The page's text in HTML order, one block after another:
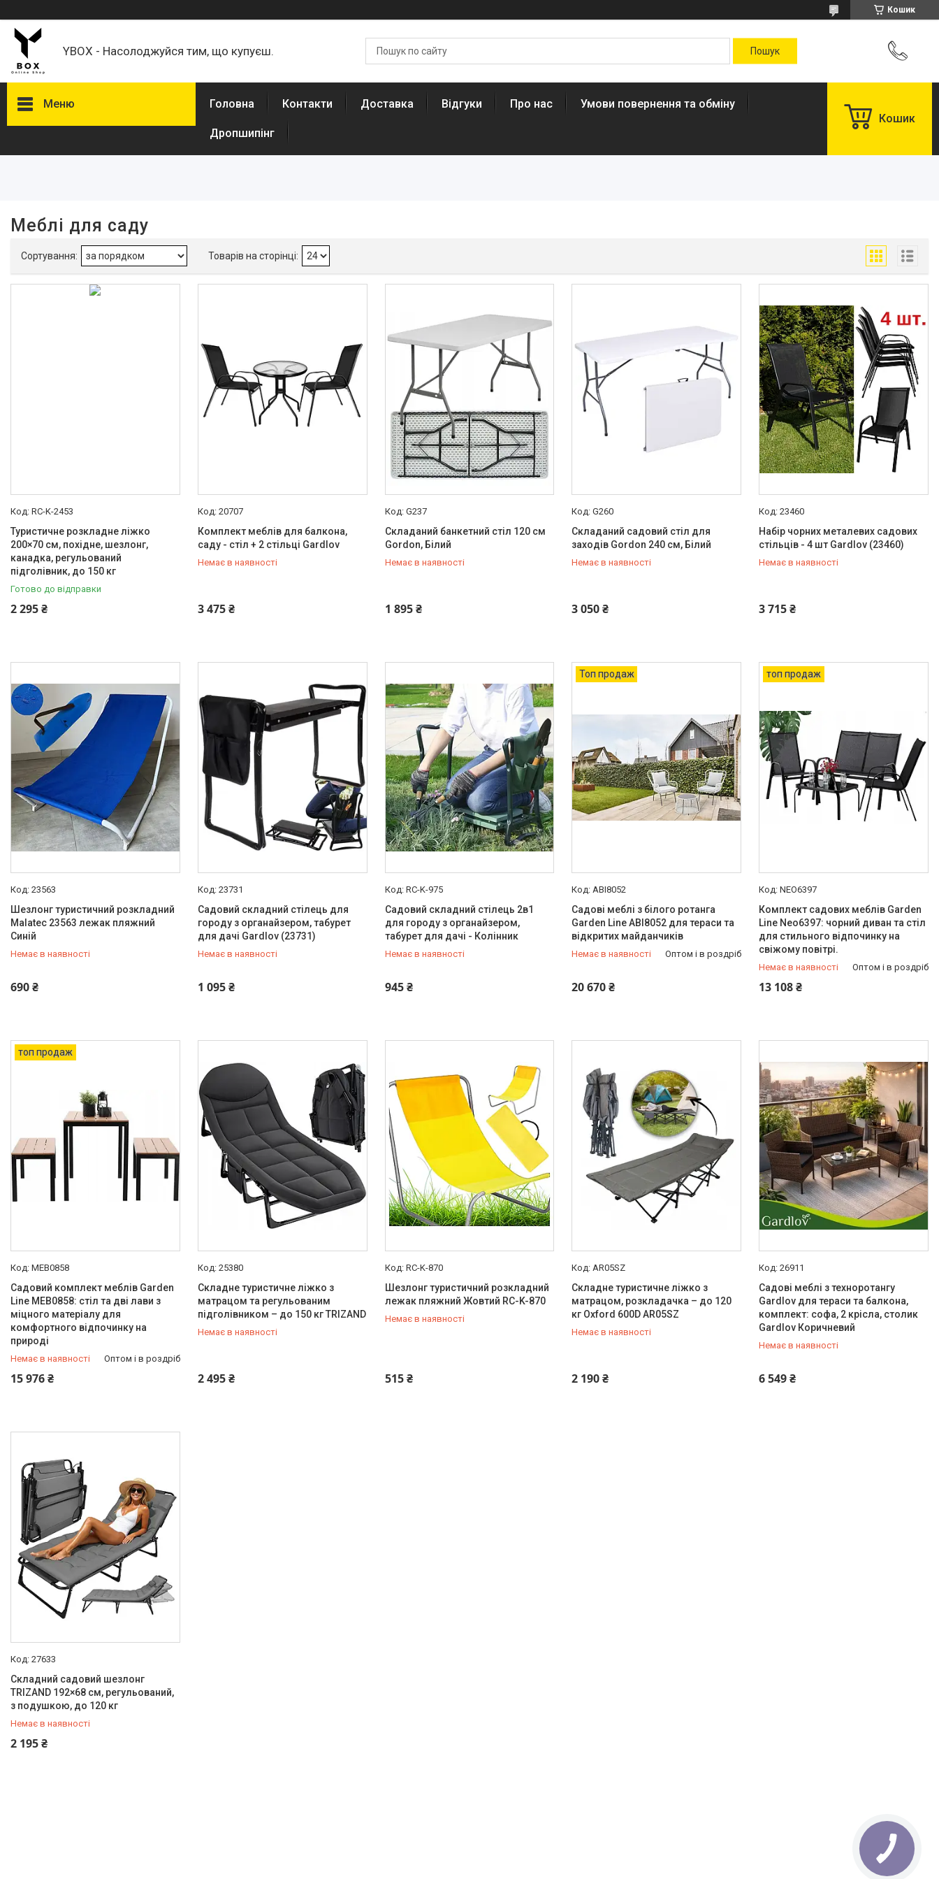
Кошик
YBOX - Насолоджуйся тим, що купуєш.
Меню
Так 1
Техніка для дому
Інструменти і обладнання
Все для краси та здоров'я
Все для саду
Газонокосарки
Садові електроінструменти
Мангали, грилі та барбекю
Аератори
Садові та пляжні парасольки
Басейни
Садові павільйони
Захист від москітів і комах
Подрібнювачі гілок
Меблі для саду
Обприскувачі
Декоративні сітки
Ручний інструмент для саду
Шланги
Садові світильники
Мішки-плантатори
Бочки для збору дощової води
Електроніка
Головна Контакти Доставка Відгуки Про нас Умови повернення та обміну
Дропшипінг
Кошик
Меблі для саду
RC-K-2453
Туристичне розкладне ліжко
200×70 см, похідне, шезлонг,
канадка, регульований
підголівник, до 150 кг
Готово до відправки
2 295 ₴
20707
Комплект меблів для балкона,
саду - стіл + 2 стільці Gardlov
Немає в наявності
3 475 ₴
+380 (50) 211-00-72
G237
Складаний банкетний стіл 120 см
Gordon, Білий
Немає в наявності
1 895 ₴
+380 (50) 211-00-72
G260
Складаний садовий стіл для
заходів Gordon 240 см, Білий
Немає в наявності
3 050 ₴
+380 (50) 211-00-72
23460
Набір чорних металевих садових
стільців - 4 шт Gardlov (23460)
Немає в наявності
3 715 ₴
+380 (50) 211-00-72
23563
Шезлонг туристичний розкладний
Malatec 23563 лежак пляжний
Синій
Немає в наявності
690 ₴
+380 (50) 211-00-72
23731
Садовий складний стілець для
городу з органайзером, табурет
для дачі Gardlov (23731)
Немає в наявності
1 095 ₴
+380 (50) 211-00-72
RC-K-975
Садовий складний стілець 2в1
для городу з органайзером,
табурет для дачі - Колінник
Немає в наявності
945 ₴
+380 (50) 211-00-72
Топ продаж
ABI8052
Садові меблі з білого ротанга
Garden Line ABI8052 для тераси та
відкритих майданчиків
Немає в наявності Оптом і в роздріб
20 670 ₴
+380 (50) 211-00-72
топ продаж
NEO6397
Комплект садових меблів Garden
Line Neo6397: чорний диван та стіл
для стильного відпочинку на
свіжому повітрі.
Немає в наявності Оптом і в роздріб
13 108 ₴
+380 (50) 211-00-72
топ продаж
MEB0858
Садовий комплект меблів Garden
Line MEB0858: стіл та дві лави з
міцного матеріалу для
комфортного відпочинку на
природі
Немає в наявності Оптом і в роздріб
15 976 ₴
+380 (50) 211-00-72
25380
Складне туристичне ліжко з
матрацом та регульованим
підголівником – до 150 кг TRIZAND
Немає в наявності
2 495 ₴
+380 (50) 211-00-72
RC-K-870
Шезлонг туристичний розкладний
лежак пляжний Жовтий RC-K-870
Немає в наявності
515 ₴
+380 (50) 211-00-72
AR05SZ
Складне туристичне ліжко з
матрацом, розкладачка – до 120
кг Oxford 600D AR05SZ
Немає в наявності
2 190 ₴
+380 (50) 211-00-72
26911
Садові меблі з техноротангу
Gardlov для тераси та балкона,
комплект: софа, 2 крісла, столик
Gardlov Коричневий
Немає в наявності
6 549 ₴
+380 (50) 211-00-72
27633
Складний садовий шезлонг
TRIZAND 192×68 см, регульований,
з подушкою, до 120 кг
Немає в наявності
2 195 ₴
+380 (50) 211-00-72